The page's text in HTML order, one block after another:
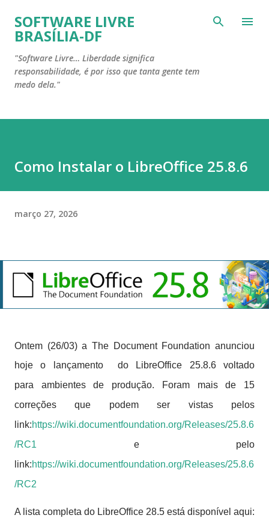
Pular para o conteúdo principal
SOFTWARE LIVRE
BRASÍLIA-DF
"Software Livre… Liberdade significa
responsabilidade, é por isso que tanta gente tem
medo dela."
Como Instalar o LibreOffice 25.8.6
março 27, 2026
Ontem (26/03) a The Document Foundation anunciou
hoje o lançamento do LibreOffice 25.8.6 voltado
para ambientes de produção.
Foram mais de 15
correções que podem ser vistas pelos
link:https://wiki.documentfoundation.org/Releases/25.8.6
/RC1 e pelo
link:https://wiki.documentfoundation.org/Releases/25.8.6
/RC2
A lista completa do LibreOffice 28.5 está disponível aqui: